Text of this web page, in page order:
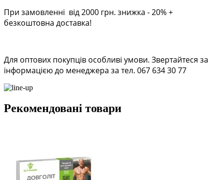
При замовленні від 2000 грн. знижка - 20% +
безкоштовна доставка!
Для оптових покупців особливі умови. Звертайтеся за
інформацією до менеджера за тел. 067 634 30 77
Рекомендовані товари